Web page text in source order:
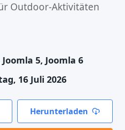
Outdoor-Aktivitäten
5, Joomla 6
16 Juli 2026
Herunterladen